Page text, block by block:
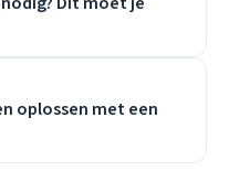
oplossen met een